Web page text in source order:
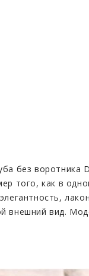
без воротника
того, как в
внешний вид.
полотном,
65–70 см